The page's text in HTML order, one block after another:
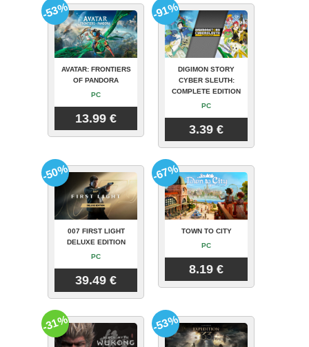
AVATAR: FRONTIERS
OF PANDORA
PC
13.99 €
-53%
DIGIMON STORY
CYBER SLEUTH:
COMPLETE EDITION
PC
3.39 €
-91%
007 FIRST LIGHT
DELUXE EDITION
PC
39.49 €
-50%
TOWN TO CITY
PC
8.19 €
-67%
-31% -53%